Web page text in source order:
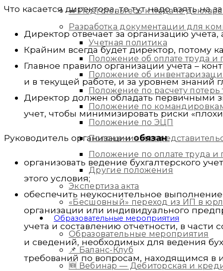
➡️ Подготовьтесь к подаче
Разработка документации для
Учетная политика
Положение об оплате труда
Положение об
Положение по расчету
Положение по
Положение по ЭЦП
Положение по
Положение по оплате труда
Другие положения
Экспертиза акта
«Бесшовный» переход из ИП в
Образовательные мероприятия
Образовательные мероприятия
📌 Баланс-Клуб
🆕 Вебинар — Дебиторская и
Что касается директора, то тут надо взять на
Директор отвечает за организацию учета,
Крайним всегда будет директор, потому
Главное правило организации учета –
и в текущей работе, и за уровнем знаний
Директор должен обладать первичными
учет, чтобы минимизировать риски
Руководитель организацииобязан:
организовать ведение бухгалтерского
этого условия;
обеспечить неукоснительное
организации или индивидуального
учета и составлению отчетности, в
и сведений, необходимых для ведения
требований по вопросам, находящимся в